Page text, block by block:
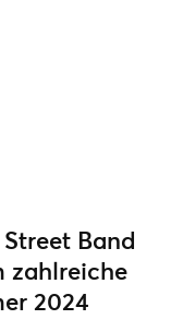
Band
zahlreiche
2024